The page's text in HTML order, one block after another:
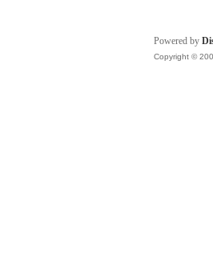
Powered by
Copyright ©